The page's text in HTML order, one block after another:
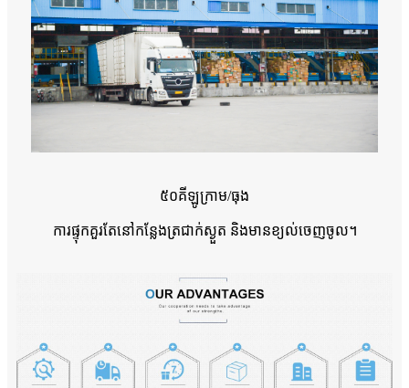
៥០គីឡូក្រាម/ធុង
ការផ្ទុកគួរតែនៅកន្លែងត្រជាក់ស្ងួត និងមានខ្យល់ចេញចូល។